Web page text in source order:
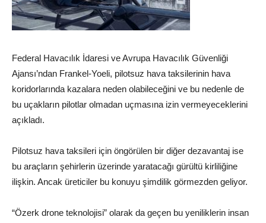
Federal Havacılık İdaresi ve Avrupa Havacılık Güvenliği
Ajansı’ndan Frankel-Yoeli, pilotsuz hava taksilerinin hava
koridorlarında kazalara neden olabileceğini ve bu nedenle de
bu uçakların pilotlar olmadan uçmasına izin vermeyeceklerini
açıkladı.
Pilotsuz hava taksileri için öngörülen bir diğer dezavantaj ise
bu araçların şehirlerin üzerinde yaratacağı gürültü kirliliğine
ilişkin. Ancak üreticiler bu konuyu şimdilik görmezden geliyor.
“Özerk drone teknolojisi” olarak da geçen bu yeniliklerin insan